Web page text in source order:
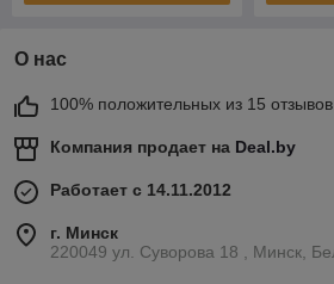
О нас
100% положительных из 15 отзывов
Компания продает на Deal.by
Работает с 14.11.2012
г. Минск
220049 ул. Суворова 18 , Минск,